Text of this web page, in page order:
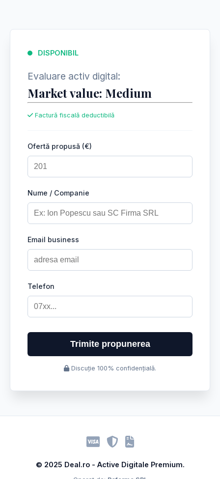
DISPONIBIL
Evaluare activ digital:
Market value: Medium
Factură fiscală deductibilă
Ofertă propusă (€)
Nume / Companie
Email business
Telefon
Trimite propunerea
Discuție 100% confidențială.
© 2025 Deal.ro - Active Digitale Premium.